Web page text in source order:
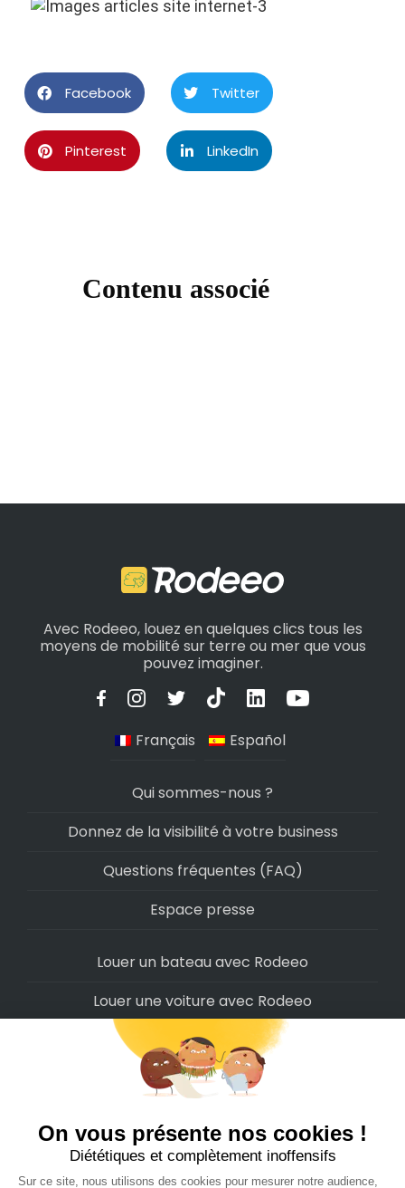
Facebook Twitter
Pinterest LinkedIn
Contenu associé
Avec Rodeeo, louez en quelques clics tous les
moyens de mobilité sur terre ou mer que vous
pouvez imaginer.
Français Español
Qui sommes-nous ?
Donnez de la visibilité à votre business
Questions fréquentes (FAQ)
Espace presse
Louer un bateau avec Rodeeo
Louer une voiture avec Rodeeo
Louer une moto avec Rodeeo
Louer un scooter avec Rodeeo
Louer un Camping-Car avec Rodeeo